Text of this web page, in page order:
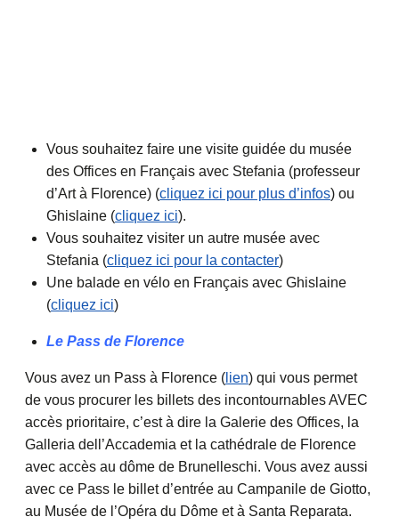
Vous souhaitez faire une visite guidée du musée
des Offices en Français avec Stefania (professeur
d’Art à Florence) (cliquez ici pour plus d’infos) ou
Ghislaine (cliquez ici).
Vous souhaitez visiter un autre musée avec
Stefania (cliquez ici pour la contacter)
Une balade en vélo en Français avec Ghislaine
(cliquez ici)
Le Pass de Florence
Vous avez un Pass à Florence ( lien) qui vous permet
de vous procurer les billets des incontournables AVEC
accès prioritaire, c’est à dire la Galerie des Offices, la
Galleria dell’Accademia et la cathédrale de Florence
avec accès au dôme de Brunelleschi. Vous avez aussi
avec ce Pass le billet d’entrée au Campanile de Giotto,
au Musée de l’Opéra du Dôme et à Santa Reparata.